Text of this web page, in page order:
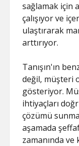
sağlamak için
çalışıyor ve
ulaştırarak
arttırıyor.
Tanışın'ın
değil, müşteri
gösteriyor.
ihtiyaçları
çözümü
aşamada
zamanında